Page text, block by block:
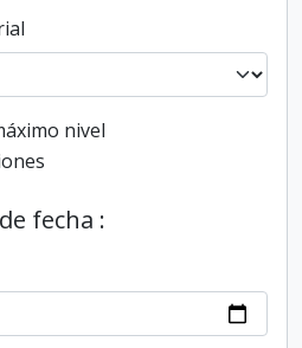
filter
nivel
fecha :